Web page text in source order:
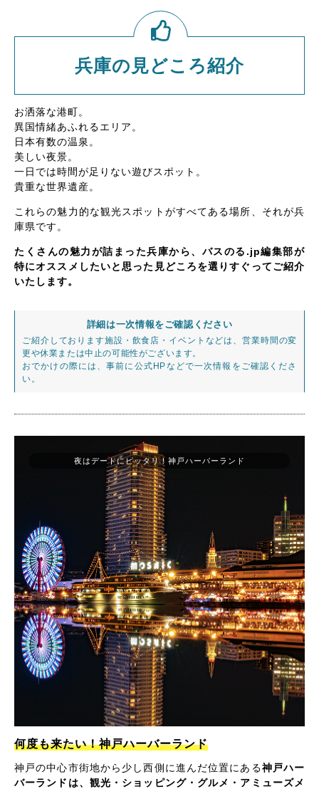
兵庫の見どころ紹介
お洒落な港町。
異国情緒あふれるエリア。
日本有数の温泉。
美しい夜景。
一日では時間が足りない遊びスポット。
貴重な世界遺産。
これらの魅力的な観光スポットがすべてある場所、それが兵
庫県です。
たくさんの魅力が詰まった兵庫から、バスのる.jp編集部が
特にオススメしたいと思った見どころを選りすぐってご紹介
いたします。
詳細は一次情報をご確認ください
ご紹介しております施設・飲食店・イベントなどは、営業時間の変
更や休業または中止の可能性がございます。
おでかけの際には、事前に公式HPなどで一次情報をご確認くださ
い。
夜はデートにピッタリ！神戸ハーバーランド
何度も来たい！神戸ハーバーランド
神戸の中心市街地から少し西側に進んだ位置にある神戸ハー
バーランドは、観光・ショッピング・グルメ・アミューズメ